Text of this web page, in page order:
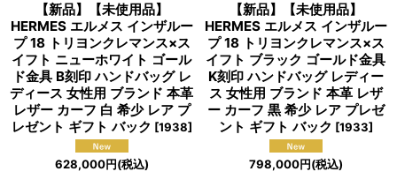
【新品】【未使用品】
HERMES エルメス インザルー
プ 18 トリヨンクレマンス×ス
イフト ニューホワイト ゴール
ド金具 B刻印 ハンドバッグ レ
ディース 女性用 ブランド 本革
レザー カーフ 白 希少 レア プ
レゼント ギフト バック [1938]
628,000円(税込)
【新品】【未使用品】
HERMES エルメス インザルー
プ 18 トリヨンクレマンス×ス
イフト ブラック ゴールド金具
K刻印 ハンドバッグ レディー
ス 女性用 ブランド 本革 レザ
ー カーフ 黒 希少 レア プレゼ
ント ギフト バック [1933]
798,000円(税込)